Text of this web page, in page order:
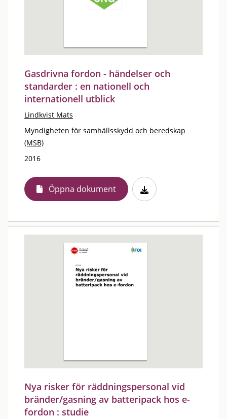
Gasdrivna fordon - händelser och
standarder : en nationell och
internationell utblick
Lindkvist Mats
Myndigheten för samhällsskydd och beredskap
(MSB)
2016
Öppna dokument
Nya risker för räddningspersonal vid
bränder/gasning av batteripack hos e-
fordon : studie